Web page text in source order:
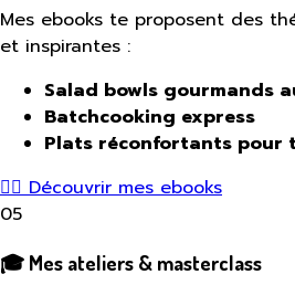
Mes ebooks te proposent des
et inspirantes :
Salad bowls gourmands
Batchcooking express
Plats réconfortants pour
👉🏾 Découvrir mes ebooks
05
🎓 Mes ateliers & masterclass